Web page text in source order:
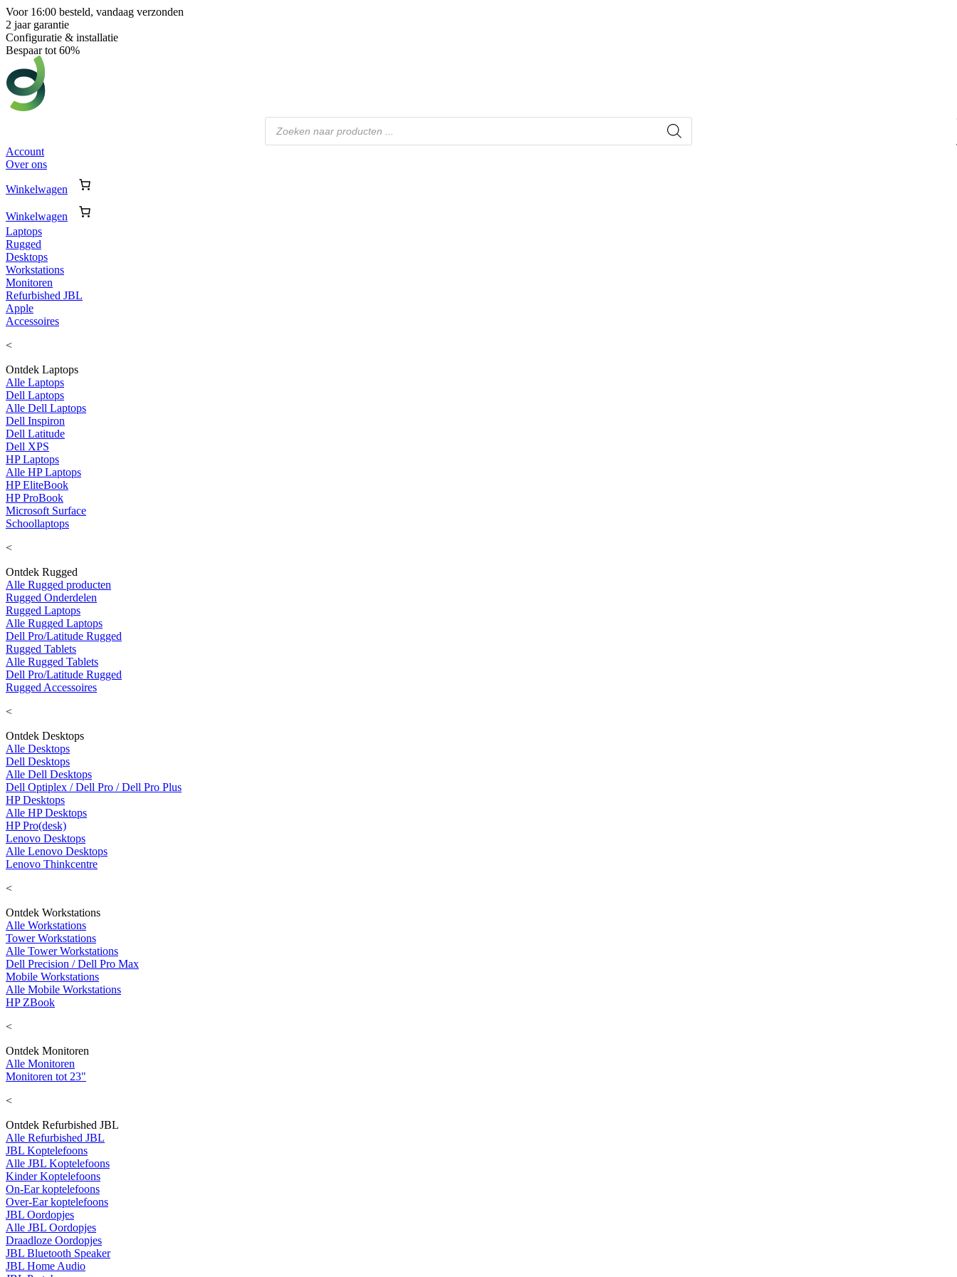
Voor 16:00 besteld, vandaag verzonden
2 jaar garantie
Configuratie & installatie
Bespaar tot 60%
Producten
zoeken
Account
Over ons
Winkelwagen
Winkelwagen
Laptops
Rugged
Desktops
Workstations
Monitoren
Refurbished JBL
Apple
Accessoires
<
Ontdek Laptops
Alle Laptops
Dell Laptops
Alle Dell Laptops
Dell Inspiron
Dell Latitude
Dell XPS
HP Laptops
Alle HP Laptops
HP EliteBook
HP ProBook
Microsoft Surface
Schoollaptops
<
Ontdek Rugged
Alle Rugged producten
Rugged Onderdelen
Rugged Laptops
Alle Rugged Laptops
Dell Pro/Latitude Rugged
Rugged Tablets
Alle Rugged Tablets
Dell Pro/Latitude Rugged
Rugged Accessoires
<
Ontdek Desktops
Alle Desktops
Dell Desktops
Alle Dell Desktops
Dell Optiplex / Dell Pro / Dell Pro Plus
HP Desktops
Alle HP Desktops
HP Pro(desk)
Lenovo Desktops
Alle Lenovo Desktops
Lenovo Thinkcentre
<
Ontdek Workstations
Alle Workstations
Tower Workstations
Alle Tower Workstations
Dell Precision / Dell Pro Max
Mobile Workstations
Alle Mobile Workstations
HP ZBook
<
Ontdek Monitoren
Alle Monitoren
Monitoren tot 23"
<
Ontdek Refurbished JBL
Alle Refurbished JBL
JBL Koptelefoons
Alle JBL Koptelefoons
Kinder Koptelefoons
On-Ear koptelefoons
Over-Ear koptelefoons
JBL Oordopjes
Alle JBL Oordopjes
Draadloze Oordopjes
JBL Bluetooth Speaker
JBL Home Audio